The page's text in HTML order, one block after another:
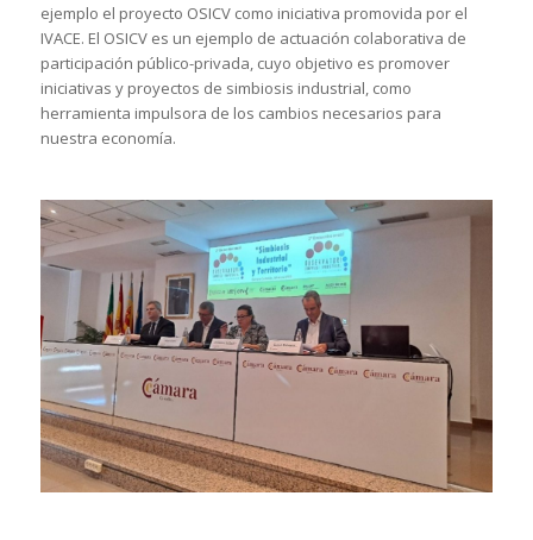
ejemplo el proyecto OSICV como iniciativa promovida por el
IVACE. El OSICV es un ejemplo de actuación colaborativa de
participación público-privada, cuyo objetivo es promover
iniciativas y proyectos de simbiosis industrial, como
herramienta impulsora de los cambios necesarios para
nuestra economía.